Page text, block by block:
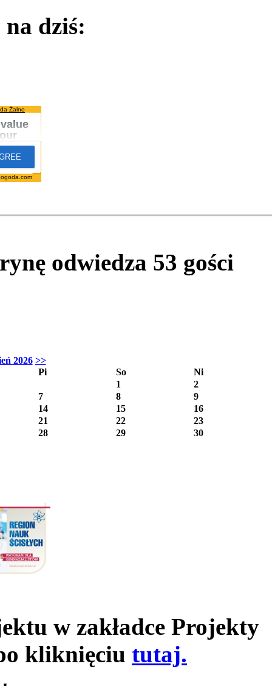
na dziś:
Żalno
odwiedza 53 gości
2026 >>
Pi
So
Ni
1
2
7
8
9
14
15
16
21
22
23
28
29 30
w zakładce Projekty
kliknięciu tutaj.